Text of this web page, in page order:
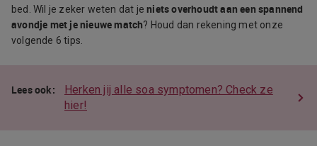
bed. Wil je zeker weten dat jeniets overhoudt aan een spannend
avondje met je nieuwe match? Houd dan rekening met onze
volgende 6 tips.
Herken jij alle soa symptomen? Check ze
hier!